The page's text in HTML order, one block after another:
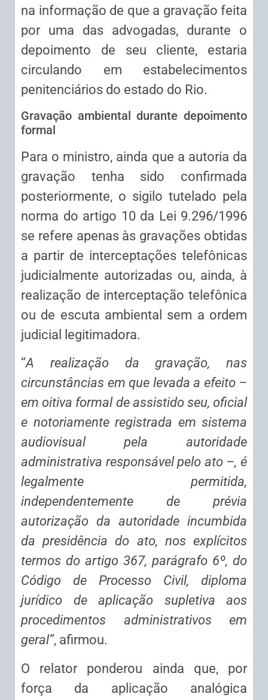
na informação de que a gravação feita
por uma das advogadas, durante o
depoimento de seu cliente, estaria
circulando em estabelecimentos
penitenciários do estado do Rio.
Gravação ambiental durante depoimento
formal
Para o ministro, ainda que a autoria da
gravação tenha sido confirmada
posteriormente, o sigilo tutelado pela
norma do artigo 10 da Lei 9.296/1996
se refere apenas às gravações obtidas
a partir de interceptações telefônicas
judicialmente autorizadas ou, ainda, à
realização de interceptação telefônica
ou de escuta ambiental sem a ordem
judicial legitimadora.
“A realização da gravação, nas
circunstâncias em que levada a efeito –
em oitiva formal de assistido seu, oficial
e notoriamente registrada em sistema
audiovisual pela autoridade
administrativa responsável pelo ato –, é
legalmente permitida,
independentemente de prévia
autorização da autoridade incumbida
da presidência do ato, nos explícitos
termos do artigo 367, parágrafo 6º, do
Código de Processo Civil, diploma
jurídico de aplicação supletiva aos
procedimentos administrativos em
geral”, afirmou.
O relator ponderou ainda que, por
força da aplicação analógica